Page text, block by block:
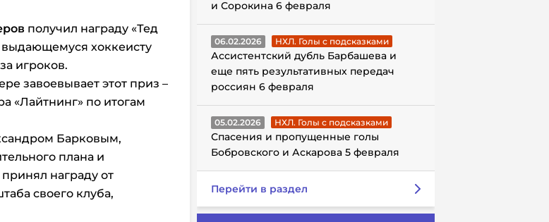
получил награду «Тед
хоккеисту
игроков.
завоевывает этот приз –
«Лайтнинг» по итогам
Барковым,
плана и
награду от
своего клуба,
и Сорокина 6 февраля
06.02.2026 НХЛ. Голы с подсказками
Ассистентский дубль Барбашева и
еще пять результативных передач
россиян 6 февраля
05.02.2026 НХЛ. Голы с подсказками
Спасения и пропущенные голы
Бобровского и Аскарова 5 февраля
Перейти в раздел